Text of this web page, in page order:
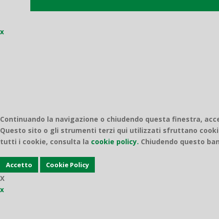
x
Continuando la navigazione o chiudendo questa finestra,
Questo sito o gli strumenti terzi qui utilizzati sfruttano
tutti i cookie, consulta la cookie policy. Chiudendo questo
Accetto Cookie Policy
X
x